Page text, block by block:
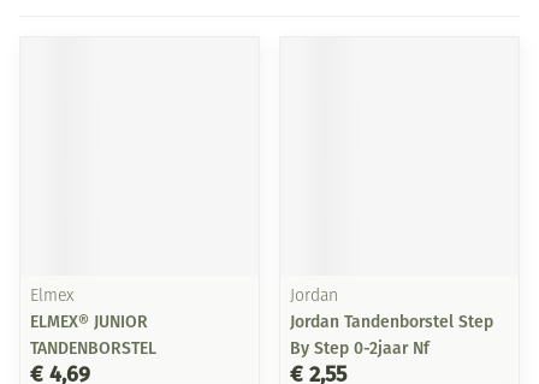
Elmex
ELMEX® JUNIOR
TANDENBORSTEL
€ 4,69
Jordan
Jordan Tandenborstel Step
By Step 0-2jaar Nf
€ 2,55